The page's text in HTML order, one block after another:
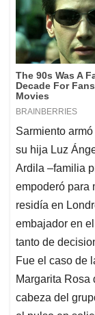
Sarmiento
su hija Luz
Ardila –familia
empoderó para
residía en
embajador en
tanto de
Fue el caso de
Margarita Rosa
cabeza del